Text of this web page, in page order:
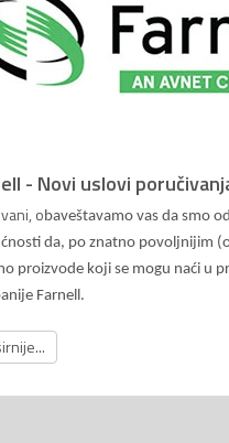
- Novi uslovi
o baveštavamo vas da smo
da, po znatno povoljnijim
proizvode koji se mogu naći u
Farnell.